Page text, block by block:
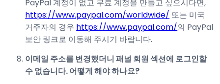
PayPal 계정이 없고 무료 계정을 만들고 싶으시다면,
https://www.paypal.com/worldwide/ 또는 미국
거주자의 경우 https://www.paypal.com/의 PayPal
보안 링크로 이동해 주시기 바랍니다.
이메일 주소를 변경했더니 패널 회원 섹션에 로그인할
수 없습니다. 어떻게 해야 하나요?